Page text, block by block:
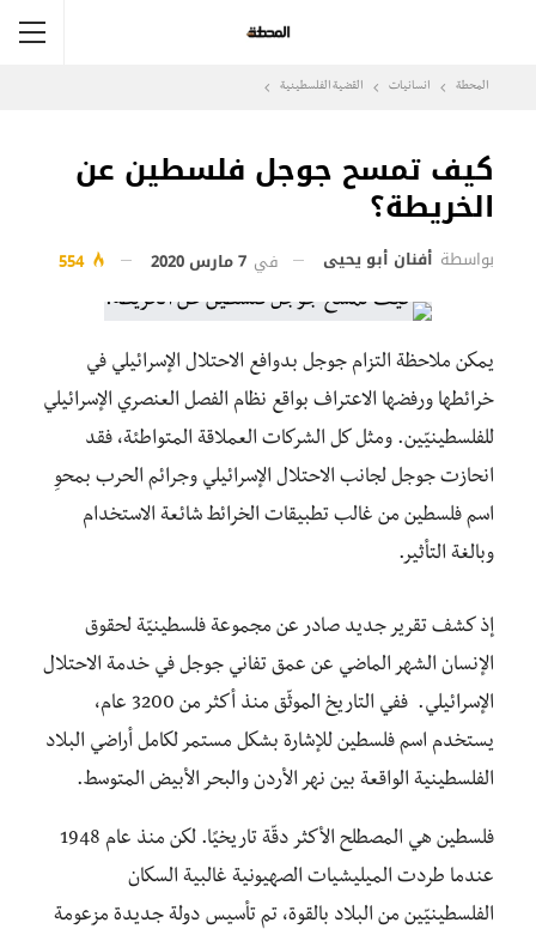
المحطة انسانيات القضية الفلسطينية
كيف تمسح جوجل فلسطين عن
الخريطة؟
بواسطة أفنان أبو يحيى في 7 مارس 2020 554
يمكن ملاحظة التزام جوجل بدوافع الاحتلال الإسرائيلي في
خرائطها ورفضها الاعتراف بواقع نظام الفصل العنصري الإسرائيلي
للفلسطينيّين. ومثل كل الشركات العملاقة المتواطئة، فقد
انحازت جوجل لجانب الاحتلال الإسرائيلي وجرائم الحرب بمحوِ
اسم فلسطين من غالب تطبيقات الخرائط شائعة الاستخدام
وبالغة التأثير.
إذ كشف تقرير جديد صادر عن مجموعة فلسطينيّة لحقوق
الإنسان الشهر الماضي عن عمق تفاني جوجل في خدمة الاحتلال
الإسرائيلي. ففي التاريخ الموثّق منذ أكثر من 3200 عام،
يستخدم اسم فلسطين للإشارة بشكل مستمر لكامل أراضي البلاد
الفلسطينية الواقعة بين نهر الأردن والبحر الأبيض المتوسط.
فلسطين هي المصطلح الأكثر دقّة تاريخيًا. لكن منذ عام 1948
عندما طردت الميليشيات الصهيونية غالبية السكان
الفلسطينيّين من البلاد بالقوة، تم تأسيس دولة جديدة مزعومة